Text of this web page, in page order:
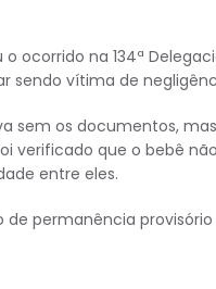
ocorrido na 134ª
sendo vítima de
sem os documentos,
verificado que o bebê
entre eles.
permanência